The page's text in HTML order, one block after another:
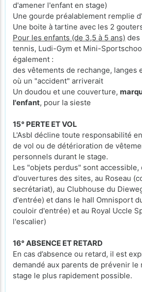
d'amener l'enfant en stage)
Une gourde préalablement remplie
Une boite à tartine avec les 2
Pour les enfants (de 3,5 à 5 ans) des
tennis, Ludi-Gym et Mini-
également :
des vêtements de rechange, langes
où un "accident" arriverait
Un doudou et une couverture,
l'enfant, pour la sieste
15° PERTE ET VOL
L'Asbl décline toute responsabilité
de vol ou de détérioration de
personnels durant le stage.
Les "objets perdus" sont accessible,
d'ouvertures des sites, au Roseau
secrétariat), au Clubhouse du
d'entrée) et dans le hall Omnisport
couloir d'entrée) et au Royal Uccle
l'escalier)
16° ABSENCE ET RETARD
En cas d’absence ou retard, il est
demandé aux parents de prévenir le
stage le plus rapidement possible.